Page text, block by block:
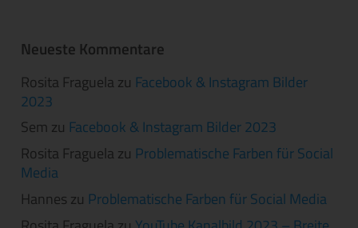
Neueste Kommentare
Rosita Fraguela zu Facebook & Instagram Bilder
2023
Sem zu Facebook & Instagram Bilder 2023
Rosita Fraguela zu Problematische Farben für Social
Media
Hannes zu Problematische Farben für Social Media